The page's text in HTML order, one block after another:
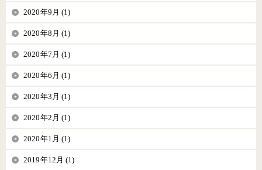
2020年9月 (1)
2020年8月 (1)
2020年7月 (1)
2020年6月 (1)
2020年3月 (1)
2020年2月 (1)
2020年1月 (1)
2019年12月 (1)